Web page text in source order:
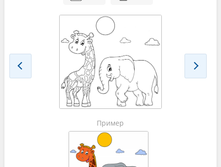
Пример